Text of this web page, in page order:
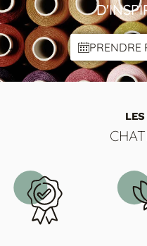
PRENDRE